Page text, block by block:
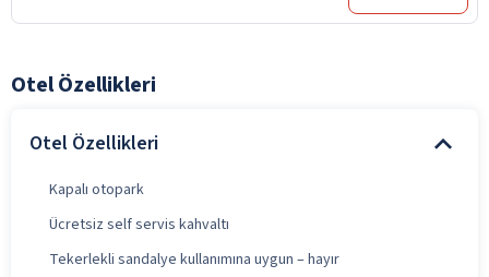
Otel Özellikleri
Otel Özellikleri
Kapalı otopark
Ücretsiz self servis kahvaltı
Tekerlekli sandalye kullanımına uygun – hayır